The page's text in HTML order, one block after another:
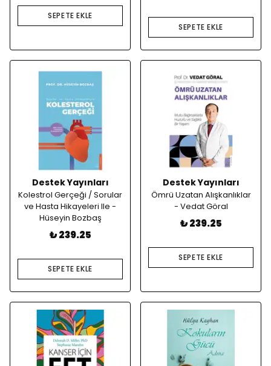
SEPETE EKLE
SEPETE EKLE
Destek Yayınları
Kolestrol Gerçeği / Sorular
ve Hasta Hikayeleri Ile -
Hüseyin Bozbaş
₺ 239.25
SEPETE EKLE
Destek Yayınları
Ömrü Uzatan Alışkanlıklar
- Vedat Göral
₺ 239.25
SEPETE EKLE